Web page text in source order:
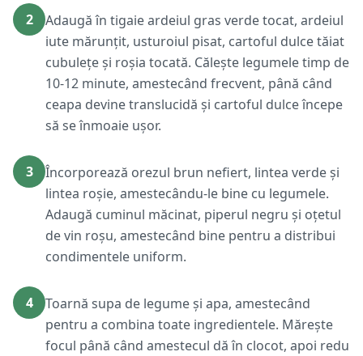
2
Adaugă în tigaie ardeiul gras verde tocat, ardeiul
iute mărunțit, usturoiul pisat, cartoful dulce tăiat
cubulețe și roșia tocată. Călește legumele timp de
10-12 minute, amestecând frecvent, până când
ceapa devine translucidă și cartoful dulce începe
să se înmoaie ușor.
3
Încorporează orezul brun nefiert, lintea verde și
lintea roșie, amestecându-le bine cu legumele.
Adaugă cuminul măcinat, piperul negru și oțetul
de vin roșu, amestecând bine pentru a distribui
condimentele uniform.
4
Toarnă supa de legume și apa, amestecând
pentru a combina toate ingredientele. Mărește
focul până când amestecul dă în clocot, apoi redu